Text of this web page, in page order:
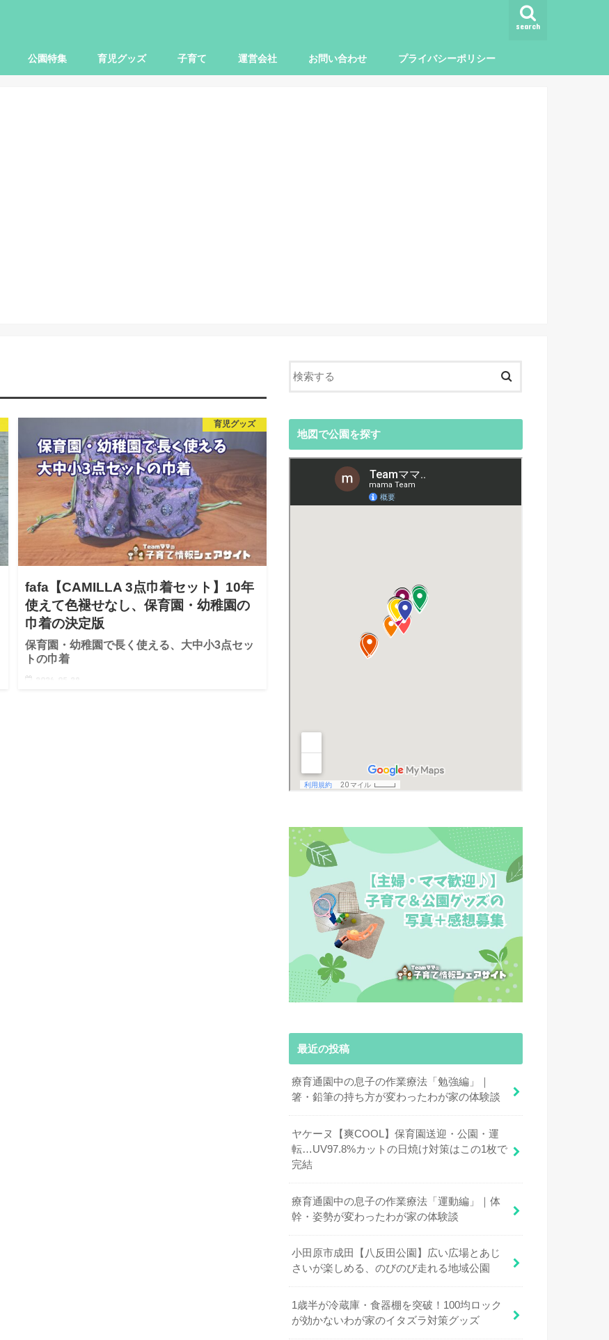
search
公園特集 育児グッズ 子育て 運営会社 お問い合わせ プライバシーポリシー
育児グッズ
fafa【CAMILLA 3点巾着セット】10年
使えて色褪せなし、保育園・幼稚園の
巾着の決定版
保育園・幼稚園で長く使える、大中小3点セッ
トの巾着
地図で公園を探す
最近の投稿
療育通園中の息子の作業療法「勉強編」｜
箸・鉛筆の持ち方が変わったわが家の体験談
ヤケーヌ【爽COOL】保育園送迎・公園・運
転…UV97.8%カットの日焼け対策はこの1枚で
完結
療育通園中の息子の作業療法「運動編」｜体
幹・姿勢が変わったわが家の体験談
小田原市成田【八反田公園】広い広場とあじ
さいが楽しめる、のびのび走れる地域公園
1歳半が冷蔵庫・食器棚を突破！100均ロック
が効かないわが家のイタズラ対策グッズ